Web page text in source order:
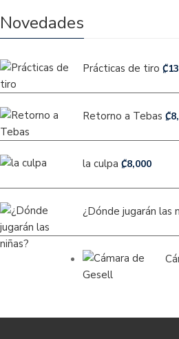
Novedades
Prácticas de tiro ₡
Retorno a Tebas ₡
la culpa ₡8,000
¿Dónde jugarán las